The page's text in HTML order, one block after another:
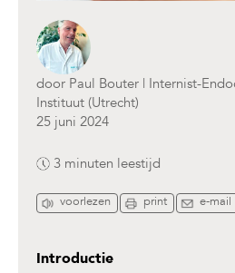
door Paul Bouter | Internist-
Instituut (Utrecht)
25 juni 2024
3 minuten leestijd
voorlezen print e-mail
Introductie